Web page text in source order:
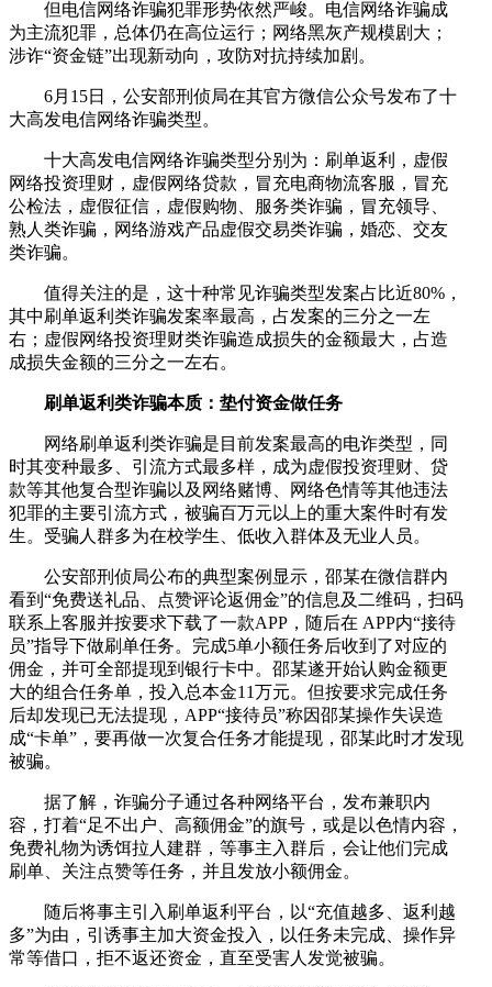
但电信网络诈骗犯罪形势依然严峻。电信网络诈骗成
为主流犯罪，总体仍在高位运行；网络黑灰产规模剧大；
涉诈“资金链”出现新动向，攻防对抗持续加剧。
6月15日，公安部刑侦局在其官方微信公众号发布了十
大高发电信网络诈骗类型。
十大高发电信网络诈骗类型分别为：刷单返利，虚假
网络投资理财，虚假网络贷款，冒充电商物流客服，冒充
公检法，虚假征信，虚假购物、服务类诈骗，冒充领导、
熟人类诈骗，网络游戏产品虚假交易类诈骗，婚恋、交友
类诈骗。
值得关注的是，这十种常见诈骗类型发案占比近80%，
其中刷单返利类诈骗发案率最高，占发案的三分之一左
右；虚假网络投资理财类诈骗造成损失的金额最大，占造
成损失金额的三分之一左右。
刷单返利类诈骗本质：垫付资金做任务
网络刷单返利类诈骗是目前发案最高的电诈类型，同
时其变种最多、引流方式最多样，成为虚假投资理财、贷
款等其他复合型诈骗以及网络赌博、网络色情等其他违法
犯罪的主要引流方式，被骗百万元以上的重大案件时有发
生。受骗人群多为在校学生、低收入群体及无业人员。
公安部刑侦局公布的典型案例显示，邵某在微信群内
看到“免费送礼品、点赞评论返佣金”的信息及二维码，扫码
联系上客服并按要求下载了一款APP，随后在 APP内“接待
员”指导下做刷单任务。完成5单小额任务后收到了对应的
佣金，并可全部提现到银行卡中。邵某遂开始认购金额更
大的组合任务单，投入总本金11万元。但按要求完成任务
后却发现已无法提现，APP“接待员”称因邵某操作失误造
成“卡单”，要再做一次复合任务才能提现，邵某此时才发现
被骗。
据了解，诈骗分子通过各种网络平台，发布兼职内
容，打着“足不出户、高额佣金”的旗号，或是以色情内容，
免费礼物为诱饵拉人建群，等事主入群后，会让他们完成
刷单、关注点赞等任务，并且发放小额佣金。
随后将事主引入刷单返利平台，以“充值越多、返利越
多”为由，引诱事主加大资金投入，以任务未完成、操作异
常等借口，拒不返还资金，直至受害人发觉被骗。